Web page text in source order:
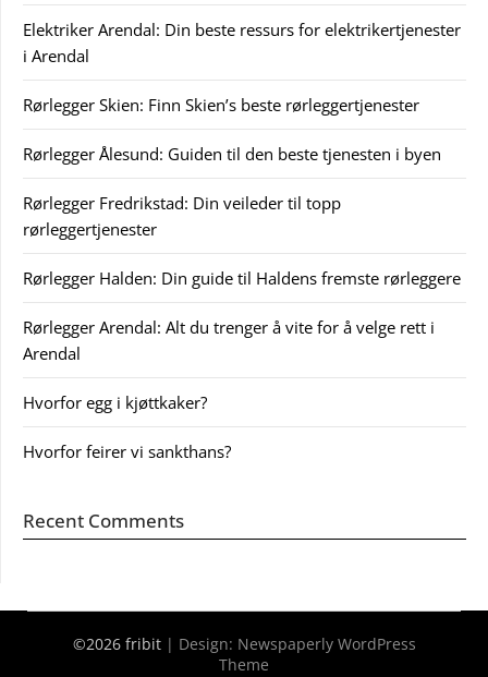
Elektriker Arendal: Din beste ressurs for elektrikertjenester
i Arendal
Rørlegger Skien: Finn Skien’s beste rørleggertjenester
Rørlegger Ålesund: Guiden til den beste tjenesten i byen
Rørlegger Fredrikstad: Din veileder til topp
rørleggertjenester
Rørlegger Halden: Din guide til Haldens fremste rørleggere
Rørlegger Arendal: Alt du trenger å vite for å velge rett i
Arendal
Hvorfor egg i kjøttkaker?
Hvorfor feirer vi sankthans?
Recent Comments
©2026 fribit | Design: Newspaperly WordPress
Theme